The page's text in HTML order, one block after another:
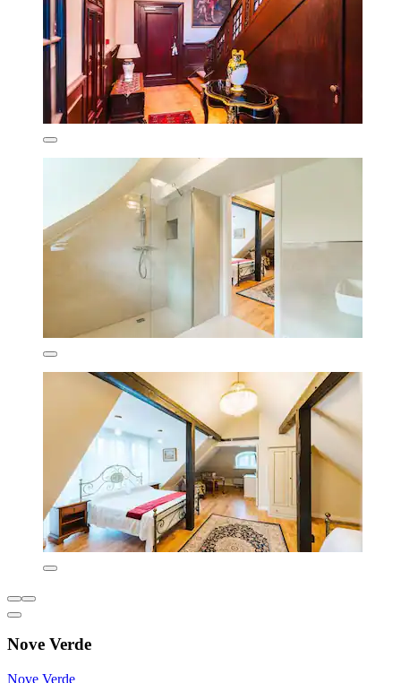
Nove Verde
Nove Verde